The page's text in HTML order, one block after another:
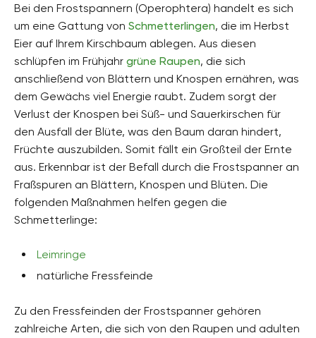
Bei den Frostspannern (Operophtera) handelt es sich
um eine Gattung von Schmetterlingen, die im Herbst
Eier auf Ihrem Kirschbaum ablegen. Aus diesen
schlüpfen im Frühjahr grüne Raupen, die sich
anschließend von Blättern und Knospen ernähren, was
dem Gewächs viel Energie raubt. Zudem sorgt der
Verlust der Knospen bei Süß- und Sauerkirschen für
den Ausfall der Blüte, was den Baum daran hindert,
Früchte auszubilden. Somit fällt ein Großteil der Ernte
aus. Erkennbar ist der Befall durch die Frostspanner an
Fraßspuren an Blättern, Knospen und Blüten. Die
folgenden Maßnahmen helfen gegen die
Schmetterlinge:
Leimringe
natürliche Fressfeinde
Zu den Fressfeinden der Frostspanner gehören
zahlreiche Arten, die sich von den Raupen und adulten